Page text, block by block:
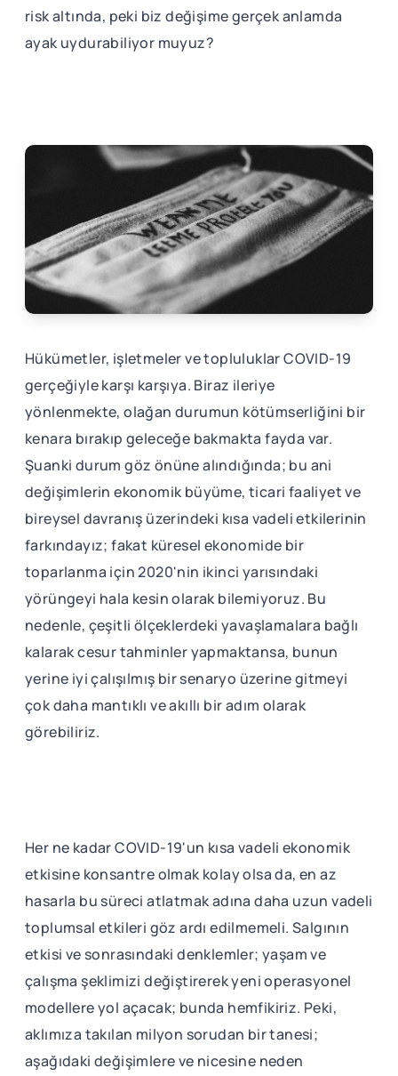
risk altında, peki biz değişime gerçek anlamda
ayak uydurabiliyor muyuz?
Hükümetler, işletmeler ve topluluklar COVID-19
gerçeğiyle karşı karşıya. Biraz ileriye
yönlenmekte, olağan durumun kötümserliğini bir
kenara bırakıp geleceğe bakmakta fayda var.
Şuanki durum göz önüne alındığında; bu ani
değişimlerin ekonomik büyüme, ticari faaliyet ve
bireysel davranış üzerindeki kısa vadeli etkilerinin
farkındayız; fakat küresel ekonomide bir
toparlanma için 2020'nin ikinci yarısındaki
yörüngeyi hala kesin olarak bilemiyoruz. Bu
nedenle, çeşitli ölçeklerdeki yavaşlamalara bağlı
kalarak cesur tahminler yapmaktansa, bunun
yerine iyi çalışılmış bir senaryo üzerine gitmeyi
çok daha mantıklı ve akıllı bir adım olarak
görebiliriz.
Her ne kadar COVID-19'un kısa vadeli ekonomik
etkisine konsantre olmak kolay olsa da, en az
hasarla bu süreci atlatmak adına daha uzun vadeli
toplumsal etkileri göz ardı edilmemeli. Salgının
etkisi ve sonrasındaki denklemler; yaşam ve
çalışma şeklimizi değiştirerek yeni operasyonel
modellere yol açacak; bunda hemfikiriz. Peki,
aklımıza takılan milyon sorudan bir tanesi;
aşağıdaki değişimlere ve nicesine neden